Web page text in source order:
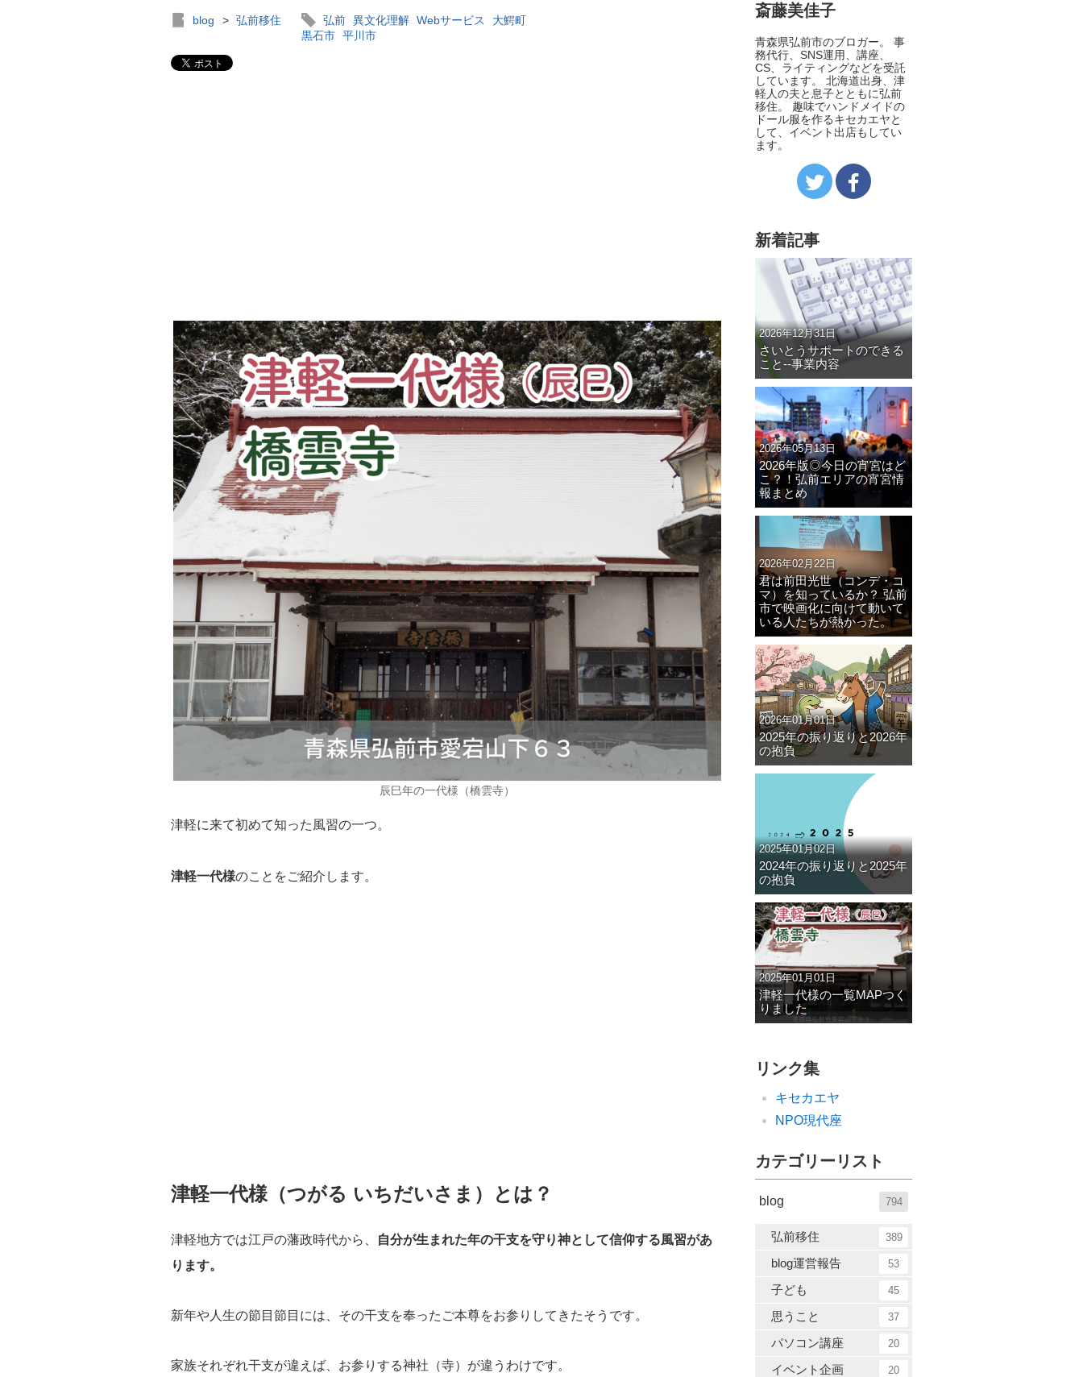
blog > 弘前移住 弘前 異文化理解 Webサービス
大鰐町
黒石市 平川市
辰巳年の一代様（橋雲寺）
津軽に来て初めて知った風習の一つ。
津軽一代様のことをご紹介します。
津軽一代様（つがる いちだいさま）とは？
津軽地方では江戸の藩政時代から、
自分が生まれた年の干支を守り神として信仰する風習があ
ります。
新年や人生の節目節目には、その干支を奉ったご本尊をお参りしてきたそうです。
家族それぞれ干支が違えば、お参りする神社（寺）が違うわけです。
斎藤美佳子
青森県弘前市のブロガー。 事
務代行、SNS運用、講座、
CS、ライティングなどを受託
しています。 北海道出身、津
軽人の夫と息子とともに弘前
移住。 趣味でハンドメイドの
ドール服を作るキセカエヤと
して、イベント出店もしてい
ます。
新着記事
2026年12月31日
さいとうサポートのできる
こと--事業内容
2026年05月13日
2026年版◎今日の宵宮はど
こ？！弘前エリアの宵宮情
報まとめ
2026年02月22日
君は前田光世（コンデ・コ
マ）を知っているか？ 弘前
市で映画化に向けて動いて
いる人たちが熱かった。
2026年01月01日
2025年の振り返りと2026年
の抱負
2025年01月02日
2024年の振り返りと2025年
の抱負
2025年01月01日
津軽一代様の一覧MAPつく
りました
リンク集
キセカエヤ
NPO現代座
カテゴリーリスト
blog 794
弘前移住 389
blog運営報告 53
子ども 45
思うこと 37
パソコン講座 20
イベント企画 20